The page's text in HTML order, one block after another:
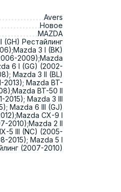
Avers
Новое
MAZDA
Рестайлинг
3 I (BK)
2009);Mazda
6 I (GG) (2002-
Mazda 3 II (BL)
2013); Mazda BT-
BT-50 II
2015); Mazda 3 III
Mazda 6 III (GJ)
CX-9 I
2010);Mazda 2 II
5 III (NC) (2005-
2015); Mazda 5 I
(2007-2010)